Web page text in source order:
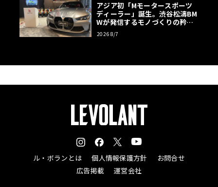
アジア初「Mモータースポーツ
ディーラー」誕生。渋谷松濤BM
Wが発信するモノづくりの矜持
【木下隆之コラム】
2026 8/7
ル・ボランとは 個人情報保護方針
お問合せ
広告掲載
運営会社